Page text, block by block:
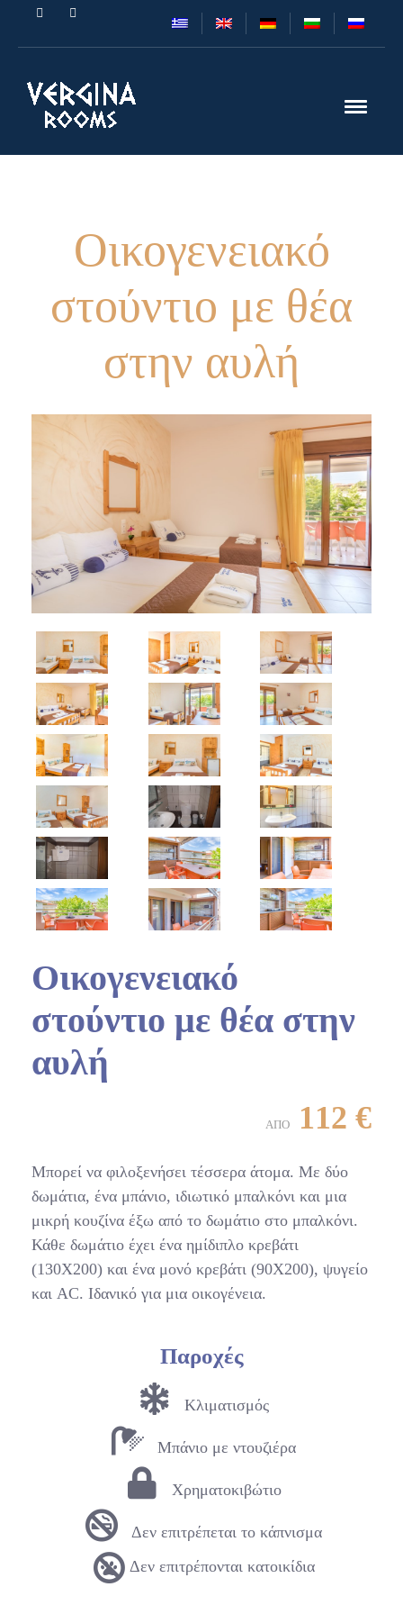
Οικογενειακό
στούντιο με θέα
στην αυλή
Οικογενειακό
στούντιο με θέα στην
αυλή
ΑΠΌ 112 €
Μπορεί να φιλοξενήσει τέσσερα άτομα. Με δύο
δωμάτια, ένα μπάνιο, ιδιωτικό μπαλκόνι και μια
μικρή κουζίνα έξω από το δωμάτιο στο μπαλκόνι.
Κάθε δωμάτιο έχει ένα ημίδιπλο κρεβάτι
(130Χ200) και ένα μονό κρεβάτι (90Χ200), ψυγείο
και AC. Ιδανικό για μια οικογένεια.
Παροχές
Κλιματισμός
Μπάνιο με ντουζιέρα
Χρηματοκιβώτιο
Δεν επιτρέπεται το κάπνισμα
Δεν επιτρέπονται κατοικίδια